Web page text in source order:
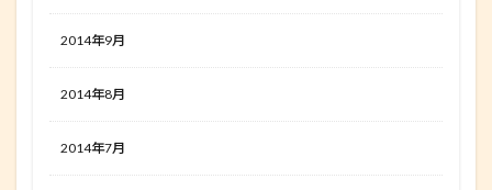
2014年9月
2014年8月
2014年7月